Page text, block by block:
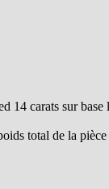
14 carats sur base
total de la